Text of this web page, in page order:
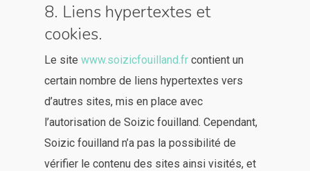
8. Liens hypertextes et
cookies.
Le site www.soizicfouilland.fr contient un
certain nombre de liens hypertextes vers
d’autres sites, mis en place avec
l’autorisation de Soizic fouilland. Cependant,
Soizic fouilland n’a pas la possibilité de
vérifier le contenu des sites ainsi visités, et